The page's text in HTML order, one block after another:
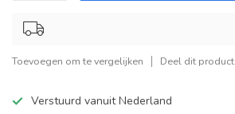
Toevoegen om te vergelijken Deel dit product
Verstuurd vanuit Nederland